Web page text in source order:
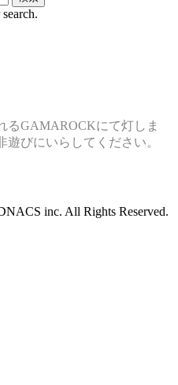
るGAMAROCKにて灯しま
びにいらしてください。
inc. All Rights Reserved.